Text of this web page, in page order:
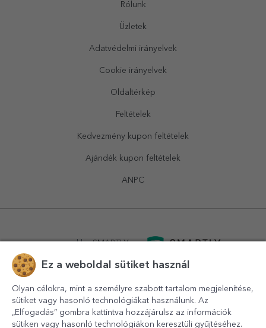
Rólunk
Üzletek
Adatvédelmi irányelvek
Cookie irányelvek
Oldaltérkép
Feltételek
Kedvezmény kupon feltételek
Ajándék kupon feltételek
ANPC
powered bySMARTLY.ro
Ez a weboldal sütiket használ
Olyan célokra, mint a személyre szabott tartalom megjelenítése,
sütiket vagy hasonló technológiákat használunk. Az
„Elfogadás” gombra kattintva hozzájárulsz az információk
sütiken vagy hasonló technológiákon keresztüli gyűjtéséhez.